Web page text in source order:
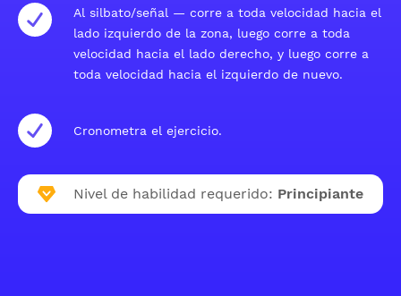
Al silbato/señal — corre a toda velocidad hacia el
lado izquierdo de la zona, luego corre a toda
velocidad hacia el lado derecho, y luego corre a
toda velocidad hacia el izquierdo de nuevo.
Cronometra el ejercicio.
Nivel de habilidad requerido: Principiante